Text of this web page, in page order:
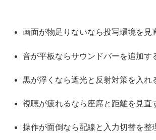
画面が物足りないなら投写環境を見
音が平板ならサウンドバーを追加す
黒が浮くなら遮光と反射対策を入れ
視聴が疲れるなら座席と距離を見直
操作が面倒なら配線と入力切替を整